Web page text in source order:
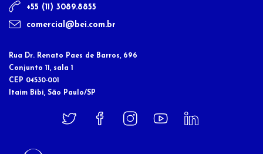
+55 (11) 3089.8855
comercial@bei.com.br
Rua Dr. Renato Paes de Barros, 696
Conjunto 11, sala 1
CEP 04530-001
Itaim Bibi, São Paulo/SP